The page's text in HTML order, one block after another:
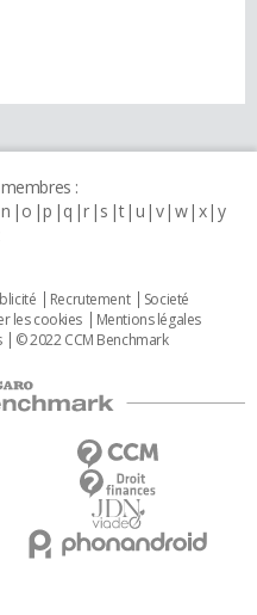
:
n o p q r s t u v w x y
Recrutement
Societé
les cookies
Mentions légales
© 2022 CCM Benchmark